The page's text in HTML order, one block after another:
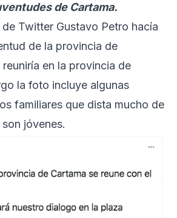
de Cartama.
Twitter Gustavo Petro hacía
de la provincia de
en la provincia de
la foto incluye algunas
familiares que dista mucho de
jóvenes.